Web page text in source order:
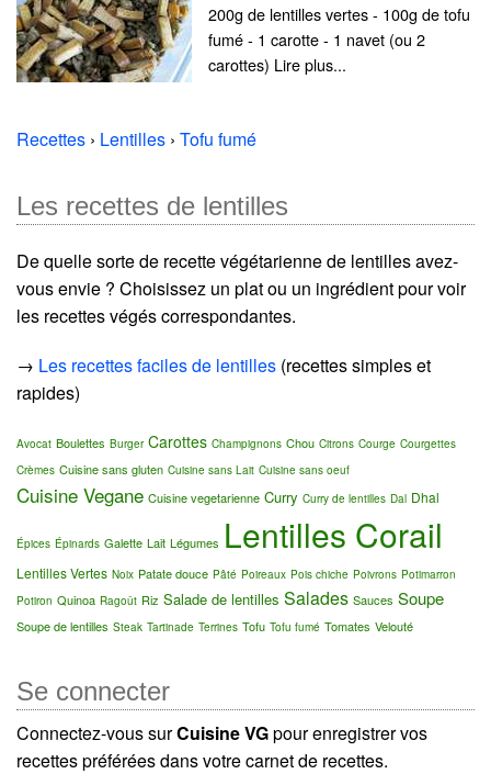
200g de lentilles vertes - 100g de tofu
fumé - 1 carotte - 1 navet (ou 2
carottes) Lire plus...
Recettes › Lentilles › Tofu fumé
Les recettes de lentilles
De quelle sorte de recette végétarienne de lentilles avez-
vous envie ? Choisissez un plat ou un ingrédient pour voir
les recettes végés correspondantes.
→ Les recettes faciles de lentilles (recettes simples et
rapides)
Avocat Boulettes Burger Carottes Champignons Chou Citrons Courge Courgettes
Crèmes Cuisine sans gluten Cuisine sans Lait Cuisine sans oeuf
Cuisine Vegane Cuisine vegetarienne Curry Curry de lentilles Dal Dhal
Épices Épinards Galette Lait Légumes Lentilles Corail
Lentilles Vertes Noix Patate douce Pâté Poireaux Pois chiche Poivrons Potimarron
Potiron Quinoa Ragoût Riz Salade de lentilles Salades Sauces Soupe
Soupe de lentilles Steak Tartinade Terrines Tofu Tofu fumé Tomates Velouté
Se connecter
Connectez-vous surCuisine VGpour enregistrer vos
recettes préférées dans votre carnet de recettes.